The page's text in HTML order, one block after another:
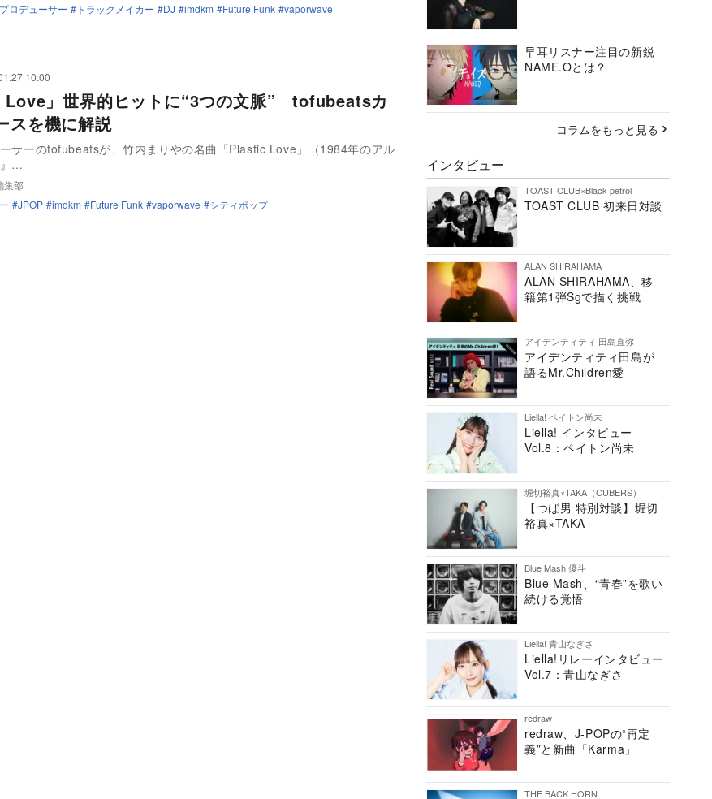
プロデューサー トラックメイカー DJ imdkm Future Funk vaporwave
10:00
Love」世界的ヒットに“3つの文脈” tofubeatsカ
スを機に解説
サーのtofubeatsが、竹内まりやの名曲「Plastic Love」（1984年のアル
…
集部
JPOP imdkm Future Funk vaporwave シティポップ
早耳リスナー注目の新鋭
NAME.Oとは？
コラムをもっと見る
インタビュー
TOAST CLUB×Black petrol
TOAST CLUB 初来日対談
ALAN SHIRAHAMA
ALAN SHIRAHAMA、移
籍第1弾Sgで描く挑戦
アイデンティティ 田島直弥
アイデンティティ田島が
語るMr.Children愛
Liella! ペイトン尚未
Liella! インタビュー
Vol.8：ペイトン尚未
堀切裕真×TAKA（CUBERS）
【つば男 特別対談】堀切
裕真×TAKA
Blue Mash 優斗
Blue Mash、“青春”を歌い
続ける覚悟
Liella! 青山なぎさ
Liella!リレーインタビュー
Vol.7：青山なぎさ
redraw
redraw、J-POPの“再定
義”と新曲「Karma」
THE BACK HORN